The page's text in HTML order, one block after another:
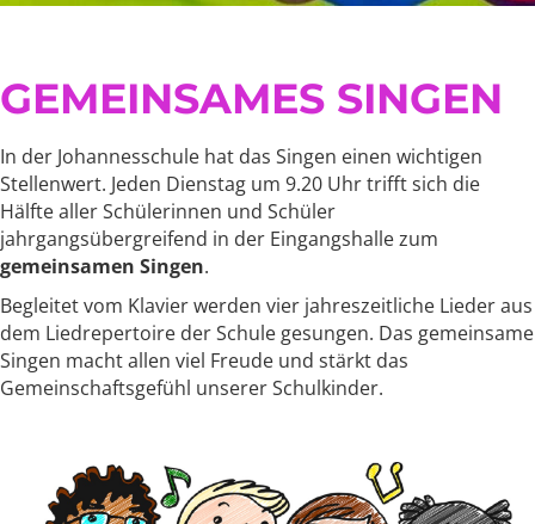
GEMEINSAMES SINGEN
In der Johannesschule hat das Singen einen wichtigen
Stellenwert. Jeden Dienstag um 9.20 Uhr trifft sich die
Hälfte aller Schülerinnen und Schüler
jahrgangsübergreifend in der Eingangshalle zum
gemeinsamen Singen.
Begleitet vom Klavier werden vier jahreszeitliche Lieder aus
dem Liedrepertoire der Schule gesungen. Das gemeinsame
Singen macht allen viel Freude und stärkt das
Gemeinschaftsgefühl unserer Schulkinder.